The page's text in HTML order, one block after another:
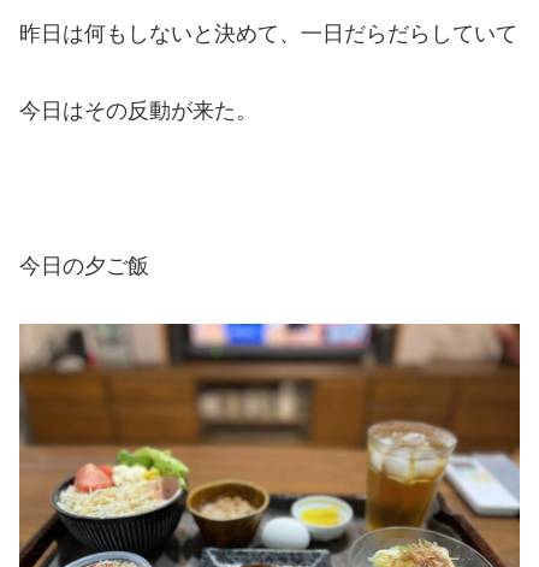
昨日は何もしないと決めて、一日だらだらしていて
今日はその反動が来た。
今日の夕ご飯